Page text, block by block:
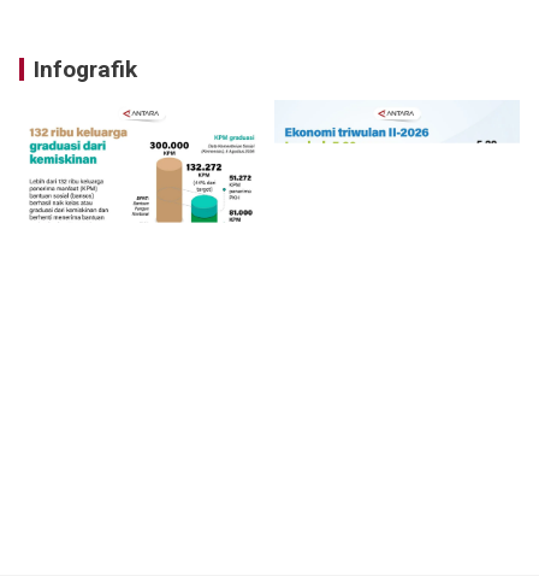
Infografik